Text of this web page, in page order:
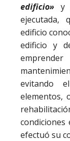
edificio» y
ejecutada,
edificio
edificio y
evitando
elementos,
condiciones
efectuó su